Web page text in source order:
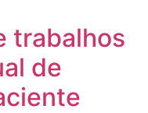
trabalhos
de